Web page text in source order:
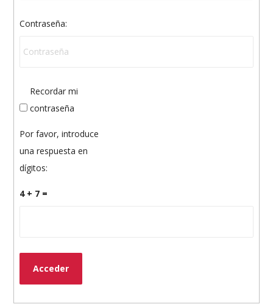
Contraseña:
Recordar mi
contraseña
Por favor, introduce
una respuesta en
dígitos:
4 + 7 =
Acceder